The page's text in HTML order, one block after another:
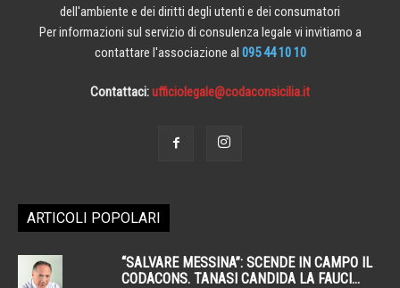
dell'ambiente e dei diritti degli utenti e dei consumatori
Per informazioni sul servizio di consulenza legale vi invitiamo a
contattare l'associazione al 095 44 10 10
Contattaci:ufficiolegale@codaconsicilia.it
ARTICOLI POPOLARI
“SALVARE MESSINA”: SCENDE IN CAMPO IL
CODACONS. TANASI CANDIDA LA FAUCI...